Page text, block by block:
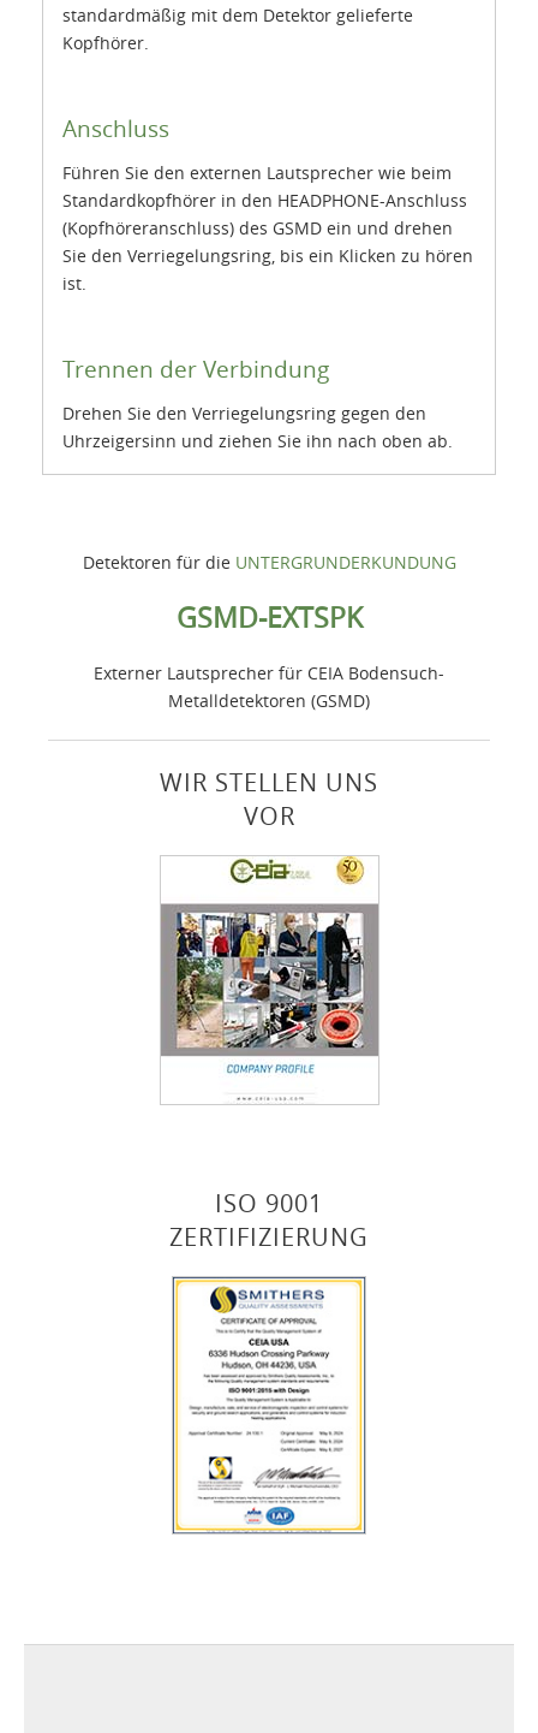
Detektoren für die UNTERGRUNDERKUNDUNG
GSMD-EXTSPK
Externer Lautsprecher für CEIA Bodensuch-
Metalldetektoren (GSMD)
WIR STELLEN UNS
VOR
ISO 9001
ZERTIFIZIERUNG
standardmäßig mit dem Detektor gelieferte
Kopfhörer.
Anschluss
Führen Sie den externen Lautsprecher wie beim
Standardkopfhörer in den HEADPHONE-Anschluss
(Kopfhöreranschluss) des GSMD ein und drehen
Sie den Verriegelungsring, bis ein Klicken zu hören
ist.
Trennen der Verbindung
Drehen Sie den Verriegelungsring gegen den
Uhrzeigersinn und ziehen Sie ihn nach oben ab.